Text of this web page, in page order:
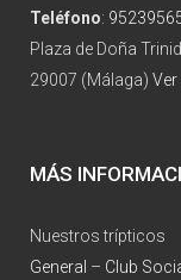
Teléfono:
Plaza de Doña
29007 (Málaga) Ver
MÁS
Nuestros trípticos
General – Club